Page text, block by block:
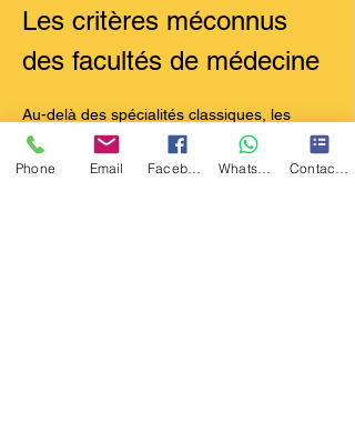
Les critères méconnus
des facultés de médecine
Au-delà des spécialités classiques, les
facultés évaluent désormais la cohérence
du parcours étudiant. La spécialité
Humanités, Littérature et Philosophie (HLP)
Phone Email